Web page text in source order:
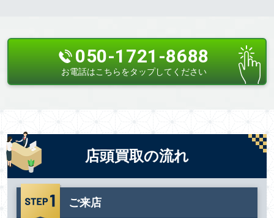
050-1721-8688
お電話はこちらをタップしてください
店頭買取の流れ
ご来店